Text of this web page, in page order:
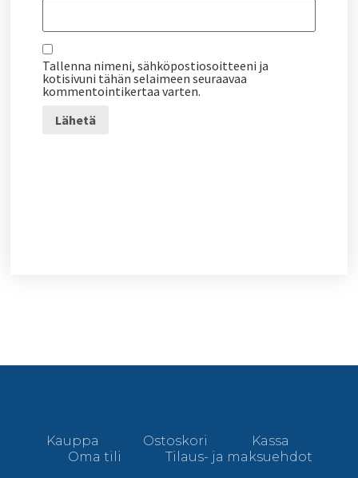
Tallenna nimeni, sähköpostiosoitteeni ja
kotisivuni tähän selaimeen seuraavaa
kommentointikertaa varten.
Kauppa Ostoskori
Kassa
Oma tili
Tilaus- ja maksuehdot